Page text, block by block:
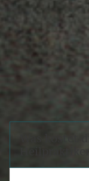
Was kostet